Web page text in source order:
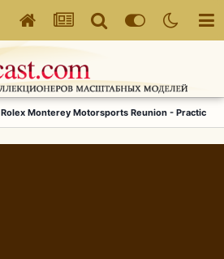
Rolex Monterey Motorsports Reunion - Practice